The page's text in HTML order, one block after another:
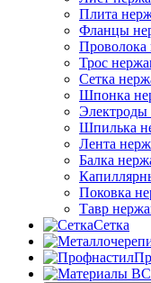
Плита
Фланцы
Трос
Сетка
Шпонка
Шпилька
Лента
Балка
Поковка
Тавр
Сетка